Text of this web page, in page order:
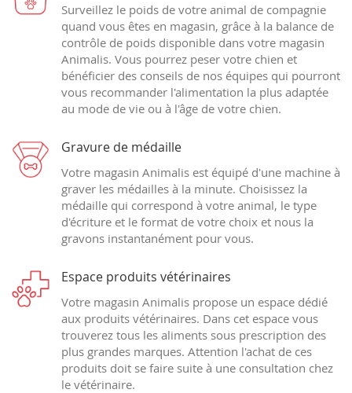
Surveillez le poids de votre animal de compagnie
quand vous êtes en magasin, grâce à la balance de
contrôle de poids disponible dans votre magasin
Animalis. Vous pourrez peser votre chien et
bénéficier des conseils de nos équipes qui pourront
vous recommander l'alimentation la plus adaptée
au mode de vie ou à l'âge de votre chien.
Gravure de médaille
Votre magasin Animalis est équipé d'une machine à
graver les médailles à la minute. Choisissez la
médaille qui correspond à votre animal, le type
d'écriture et le format de votre choix et nous la
gravons instantanément pour vous.
Espace produits vétérinaires
Votre magasin Animalis propose un espace dédié
aux produits vétérinaires. Dans cet espace vous
trouverez tous les aliments sous prescription des
plus grandes marques. Attention l'achat de ces
produits doit se faire suite à une consultation chez
le vétérinaire.